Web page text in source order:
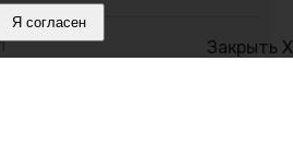
Закрыть X
Я согласен